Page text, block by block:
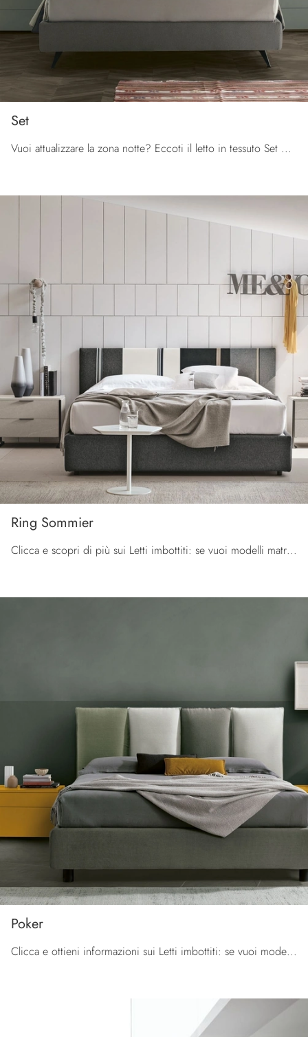
Set
Vuoi attualizzare la zona notte? Eccoti il letto in tessuto Set di Tomasella per spazi moderni.
Ring Sommier
Clicca e scopri di più sui Letti imbottiti: se vuoi modelli matrimoniali moderni, il modello Ring Sommier Tomasella fa al caso tuo.
Poker
Clicca e ottieni informazioni sui Letti imbottiti: se vuoi modelli matrimoniali moderni, il modello Poker Tomasella fa per te.